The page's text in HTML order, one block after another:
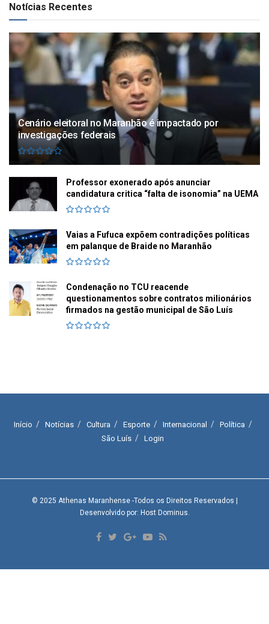
Notícias Recentes
Cenário eleitoral no Maranhão é impactado por
investigações federais
Professor exonerado após anunciar
candidatura critica “falta de isonomia” na UEMA
Vaias a Fufuca expõem contradições políticas
em palanque de Braide no Maranhão
Condenação no TCU reacende
questionamentos sobre contratos milionários
firmados na gestão municipal de São Luís
Início Notícias Cultura Esporte Internacional
Política
São Luís
Login
© 2025 Athenas Maranhense-Todos os Direitos Reservados |
Desenvolvido por: Host Dominus